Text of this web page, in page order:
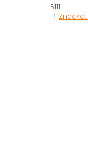
B111
Značka: